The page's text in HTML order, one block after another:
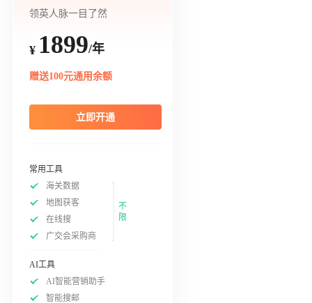
领英人脉一目了然
¥ 1899/年
赠送100元通用余额
立即开通
常用工具
海关数据
地图获客
在线搜
广交会采购商
不
限
AI工具
AI智能营销助手
智能搜邮